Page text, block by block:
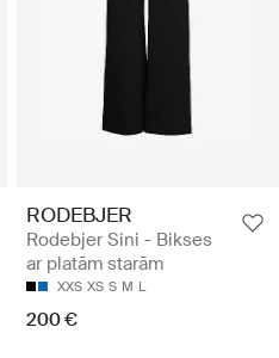
RODEBJER
Rodebjer Sini - Bikses
ar platām starām
XXS XS S M L
200 €